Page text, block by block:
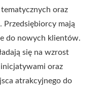
oraz
Przedsiębiorcy mają
do nowych klientów.
się na wzrost
oraz
atrakcyjnego do